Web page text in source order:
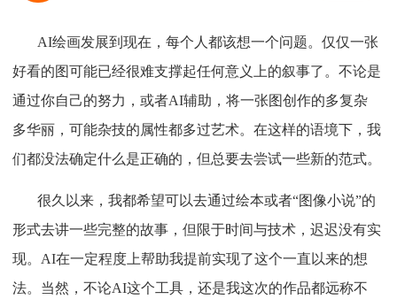
AI绘画发展到现在，每个人都该想一个问题。仅仅一张
好看的图可能已经很难支撑起任何意义上的叙事了。不论是
通过你自己的努力，或者AI辅助，将一张图创作的多复杂
多华丽，可能杂技的属性都多过艺术。在这样的语境下，我
们都没法确定什么是正确的，但总要去尝试一些新的范式。
很久以来，我都希望可以去通过绘本或者“图像小说”的
形式去讲一些完整的故事，但限于时间与技术，迟迟没有实
现。AI在一定程度上帮助我提前实现了这个一直以来的想
法。当然，不论AI这个工具，还是我这次的作品都远称不